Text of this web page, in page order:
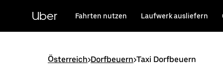
HauptinhaltUber Fahrten nutzen Laufwerk ausliefern
Österreich>Dorfbeuern>Taxi Dorfbeuern